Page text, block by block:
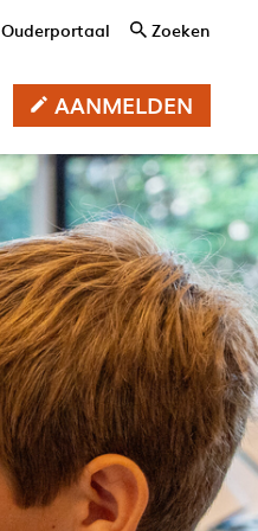
Ouderportaal Zoeken
AANMELDEN